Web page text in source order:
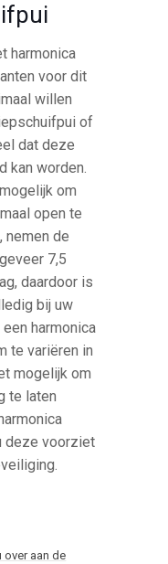
harmonica
voor dit
willen
of
dat deze
kan worden.
om
open te
nemen de
7,5
daardoor is
bij uw
harmonica
te variëren in
mogelijk om
te laten
deze voorziet
over aan de